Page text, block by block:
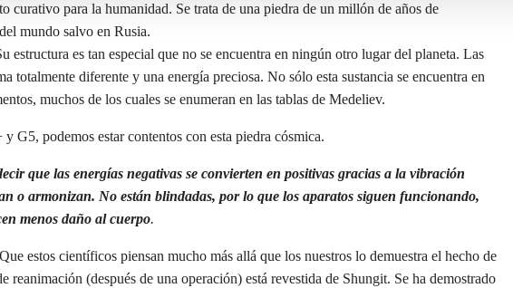
curativo para la humanidad. Se trata de una piedra de un millón de años de
mundo salvo en Rusia.
estructura es tan especial que no se encuentra en ningún otro lugar del planeta. Las
totalmente diferente y una energía preciosa. No sólo esta sustancia se encuentra en
muchos de los cuales se enumeran en las tablas de Medeliev.
G5, podemos estar contentos con esta piedra cósmica.
que las energías negativas se convierten en positivas gracias a la vibración
o armonizan. No están blindadas, por lo que los aparatos siguen funcionando,
menos daño al cuerpo.
estos científicos piensan mucho más allá que los nuestros lo demuestra el hecho de
reanimación (después de una operación) está revestida de Shungit. Se ha demostrado